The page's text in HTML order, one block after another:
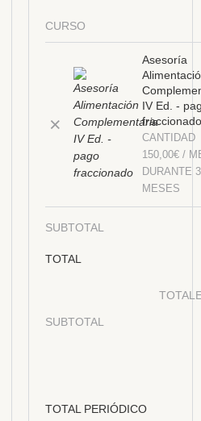
CURSO
×
Asesoría
IV Ed. -
CANTIDAD
150,00€ /
DURANTE 3
MESES
SUBTOTAL
TOTAL
SUBTOTAL
TOTAL PERIÓDICO